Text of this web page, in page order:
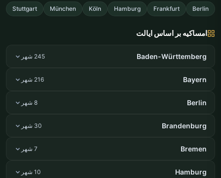
Berlin
Frankfurt
Hamburg
Köln
München
Stuttgart
امساکیه بر اساس ایالت
Baden-Württemberg 245 شهر
Bayern 216 شهر
Berlin 8 شهر
Brandenburg 30 شهر
Bremen 7 شهر
Hamburg 10 شهر